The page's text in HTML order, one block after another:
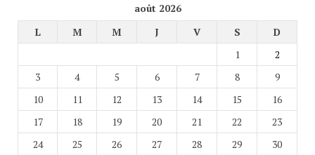
août 2026
L
M M J V S
D
1
2
3
4 5 6 7 8
9
10
11 12 13 14 15
16
17
18 19 20 21 22
23
24
25 26 27 28 29
30